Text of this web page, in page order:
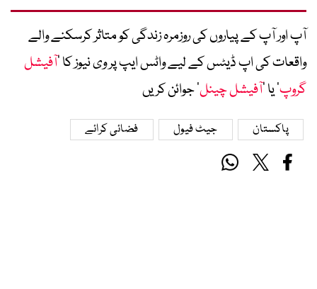
آپ اور آپ کے پیاروں کی روزمرہ زندگی کو متاثر کرسکنے والے
واقعات کی اپ ڈیٹس کے لیے واٹس ایپ پر وی نیوز کا ’آفیشل
گروپ‘ یا ’آفیشل چینل‘ جوائن کریں
پاکستان جیٹ فیول فضائی کرائے